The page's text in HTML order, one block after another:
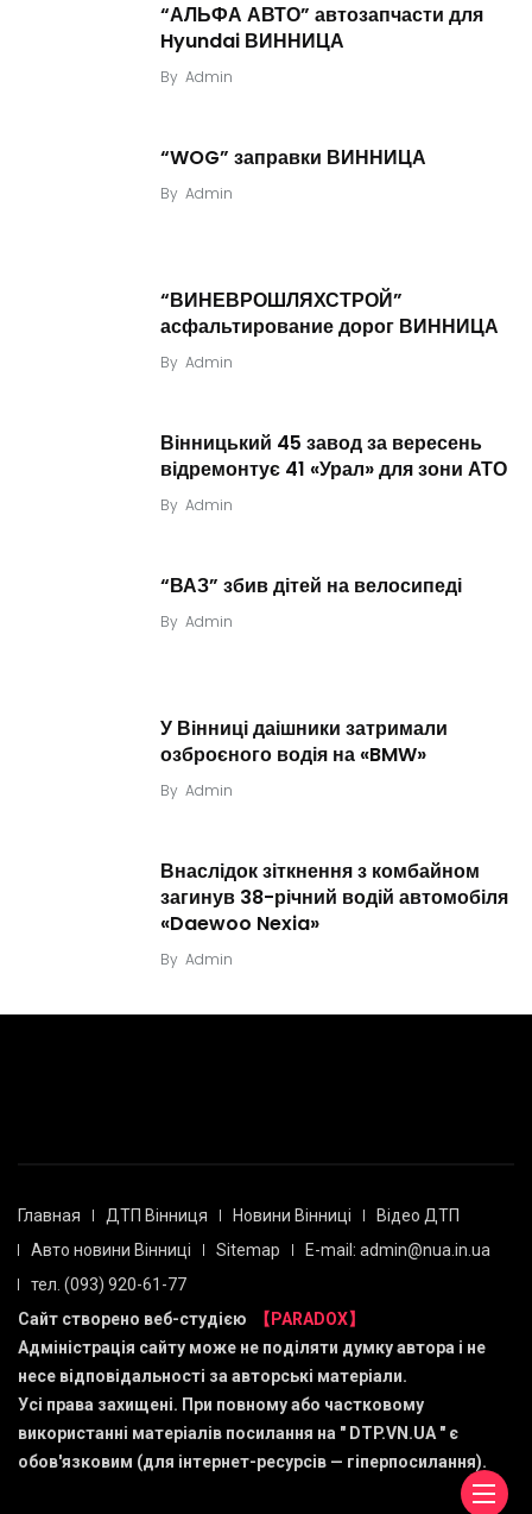
“АЛЬФА АВТО” автозапчасти для
Hyundai ВИННИЦА
By Admin
“WOG” заправки ВИННИЦА
By Admin
“ВИНЕВРОШЛЯХСТРОЙ”
асфальтирование дорог ВИННИЦА
By Admin
Вінницький 45 завод за вересень
відремонтує 41 «Урал» для зони АТО
By Admin
“ВАЗ” збив дітей на велосипеді
By Admin
У Вінниці даішники затримали
озброєного водія на «BMW»
By Admin
Внаслідок зіткнення з комбайном
загинув 38-річний водій автомобіля
«Daewoo Nexia»
By Admin
Главная ДТП Вінниця Новини Вінниці
Відео ДТП
Авто новини Вінниці
Sitemap
E-mail: admin@nua.in.ua
тел. (093) 920-61-77
Сайт створено веб-студією
【PARADOX】
Адміністрація сайту може не поділяти думку автора і не
несе відповідальності за авторські матеріали.
Усі права захищені. При повному або частковому
використанні матеріалів посилання на " DTP.VN.UA " є
обов'язковим (для інтернет-ресурсів — гіперпосилання).